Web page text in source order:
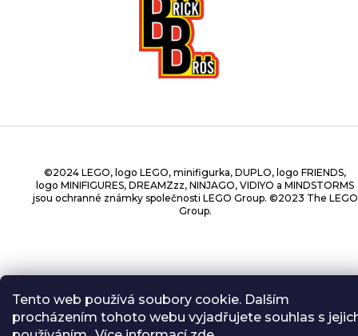
Tento web používá soubory cookie. Dalším
procházením tohoto webu vyjadřujete souhlas s
©2024 LEGO, logo LEGO, minifigurka, DUPLO, logo FRIENDS,
logo MINIFIGURES, DREAMZzz, NINJAGO, VIDIYO a MINDSTORMS
jsou ochranné známky společnosti LEGO Group. ©2023 The LEGO
Group.
Copyright 2026 BrickBros . Všechna práva vyhrazena.